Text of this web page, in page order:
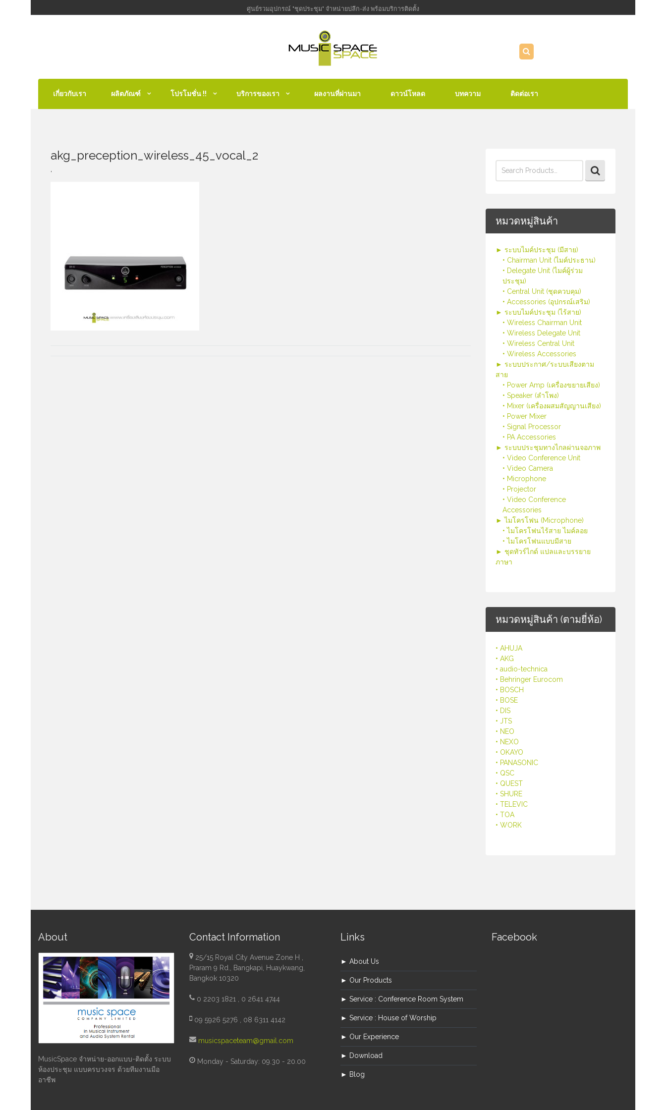
ศูนย์รวมอุปกรณ์ "ชุดประชุม" จำหน่ายปลีก-ส่ง พร้อมบริการติดตั้ง
เกี่ยวกับเรา ผลิตภัณฑ์ โปรโมชั่น !! บริการของเรา ผลงานที่ผ่านมา ดาวน์โหลด บทความ ติดต่อเรา
for:
หมวดหมู่สินค้า
► ระบบไมค์ประชุม (มีสาย)
• Chairman Unit (ไมค์ประธาน)
• Delegate Unit (ไมค์ผู้ร่วม
ประชุม)
• Central Unit (ชุดควบคุม)
• Accessories (อุปกรณ์เสริม)
► ระบบไมค์ประชุม (ไร้สาย)
• Wireless Chairman Unit
• Wireless Delegate Unit
• Wireless Central Unit
• Wireless Accessories
► ระบบประกาศ/ระบบเสียงตาม
สาย
• Power Amp (เครื่องขยายเสียง)
• Speaker (ลำโพง)
• Mixer (เครื่องผสมสัญญานเสียง)
• Power Mixer
• Signal Processor
• PA Accessories
► ระบบประชุมทางไกลผ่านจอภาพ
• Video Conference Unit
• Video Camera
• Microphone
• Projector
• Video Conference
Accessories
► ไมโครโฟน (Microphone)
• ไมโครโฟนไร้สาย ไมค์ลอย
• ไมโครโฟนแบบมีสาย
► ชุดทัวร์ไกด์ แปลและบรรยาย
ภาษา
หมวดหมู่สินค้า (ตามยี่ห้อ)
• AHUJA
• AKG
• audio-technica
• Behringer Eurocom
• BOSCH
• BOSE
• DIS
• JTS
• NEO
• NEXO
• OKAYO
• PANASONIC
• QSC
• QUEST
• SHURE
• TELEVIC
• TOA
• WORK
akg_preception_wireless_45_vocal_2
About
MusicSpace จำหน่าย-ออกแบบ-ติดตั้ง ระบบ
ห้องประชุม แบบครบวงจร ด้วยทีมงานมือ
อาชีพ
Contact Information
25/15 Royal City Avenue Zone H ,
Praram 9 Rd., Bangkapi, Huaykwang,
Bangkok 10320
0 2203 1821 , 0 2641 4744
09 5926 5276 , 08 6311 4142
musicspaceteam@gmail.com
Monday - Saturday: 09.30 - 20.00
Links
► About Us
► Our Products
► Service : Conference Room System
► Service : House of Worship
► Our Experience
► Download
► Blog
Facebook